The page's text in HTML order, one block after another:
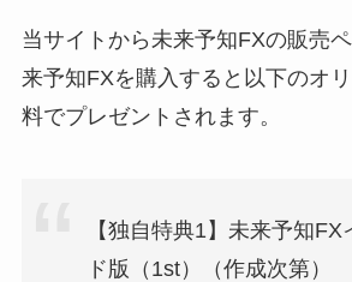
当サイトから未来予知FXの販売
来予知FXを購入すると以下のオ
料でプレゼントされます。
【独自特典1】未来予知FX
ド版（1st）（作成次第）